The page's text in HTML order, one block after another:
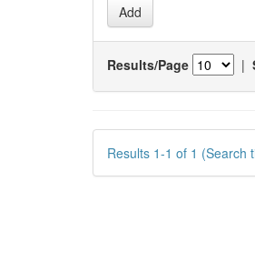
Results/Page |
Results 1-1 of 1 (Search